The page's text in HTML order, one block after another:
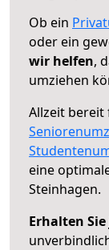
Ob ein
oder ein
wir helfen,
umziehen
Allzeit
eine
Steinhagen.
Erhalten